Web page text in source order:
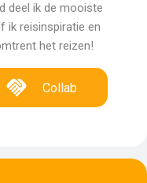
deel ik de mooiste
ik reisinspiratie en
het reizen!
Collab